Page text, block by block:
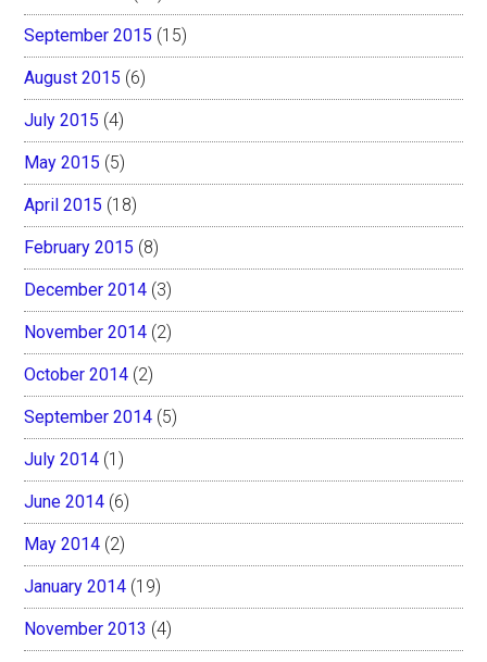
September 2015 (15)
August 2015 (6)
July 2015 (4)
May 2015 (5)
April 2015 (18)
February 2015 (8)
December 2014 (3)
November 2014 (2)
October 2014 (2)
September 2014 (5)
July 2014 (1)
June 2014 (6)
May 2014 (2)
January 2014 (19)
November 2013 (4)